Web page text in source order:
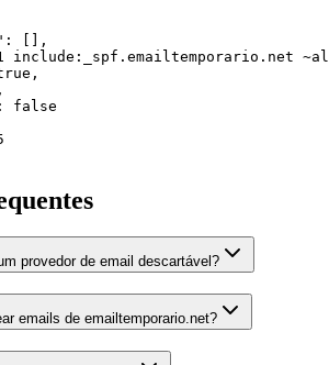
[],
include:_spf.emailtemporario.net
false
provedor de email descartável?
emails de emailtemporario.net?